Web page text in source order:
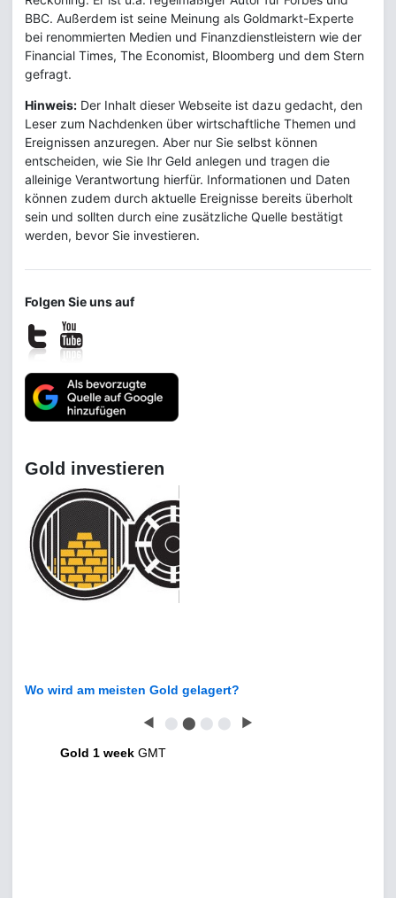
BBC. Außerdem ist seine Meinung als Goldmarkt-Experte
bei renommierten Medien und Finanzdienstleistern wie der
Financial Times, The Economist, Bloomberg und dem Stern
gefragt.
Hinweis: Der Inhalt dieser Webseite ist dazu gedacht, den
Leser zum Nachdenken über wirtschaftliche Themen und
Ereignissen anzuregen. Aber nur Sie selbst können
entscheiden, wie Sie Ihr Geld anlegen und tragen die
alleinige Verantwortung hierfür. Informationen und Daten
können zudem durch aktuelle Ereignisse bereits überholt
sein und sollten durch eine zusätzliche Quelle bestätigt
werden, bevor Sie investieren.
Folgen Sie uns auf
Gold investieren
Wo wird am meisten Gold gelagert?
◀ ⬤ ⬤ ⬤ ⬤ ▶
Gold 1 week GMT